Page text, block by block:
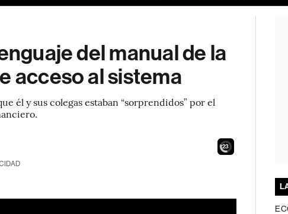
del manual de la
acceso al sistema
él y sus colegas estaban “sorprendidos” por el
21